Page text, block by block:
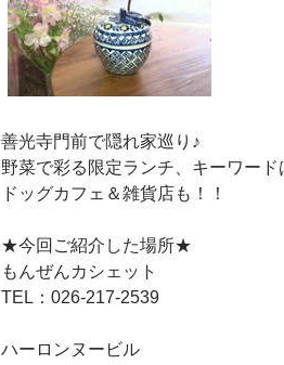
善光寺門前で隠れ家巡り♪
野菜で彩る限定ランチ、キーワード
ドッグカフェ＆雑貨店も！！
★今回ご紹介した場所★
もんぜんカシェット
TEL：026-217-2539
ハーロンヌービル